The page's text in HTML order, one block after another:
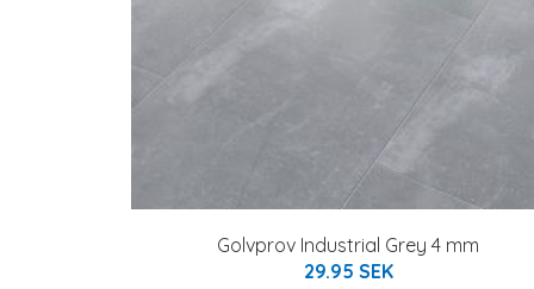
Golvprov Industrial Grey 4 mm
29.95 SEK